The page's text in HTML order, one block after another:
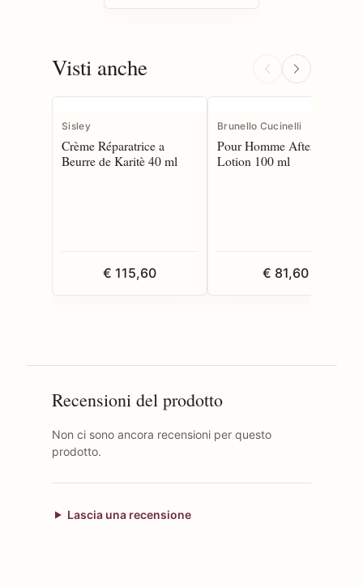
Visti anche
Sisley
Crème Réparatrice a
Beurre de Karitè 40 ml
€ 115,60
Brunello Cucinelli
Pour Homme After Shave
Lotion 100 ml
€ 81,60
Recensioni del prodotto
Non ci sono ancora recensioni per questo
prodotto.
Lascia una recensione